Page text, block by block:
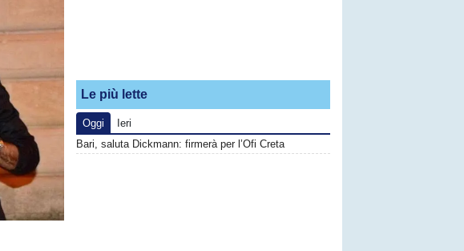
Le più lette
Oggi
Ieri
Bari, saluta Dickmann: firmerà per l’Ofi Creta